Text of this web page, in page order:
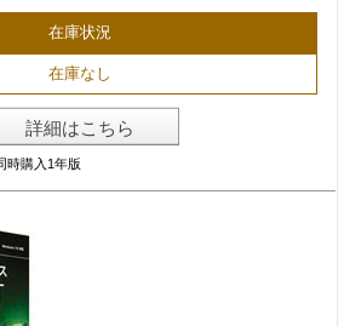
在庫状況
在庫なし
詳細はこちら
時購入1年版